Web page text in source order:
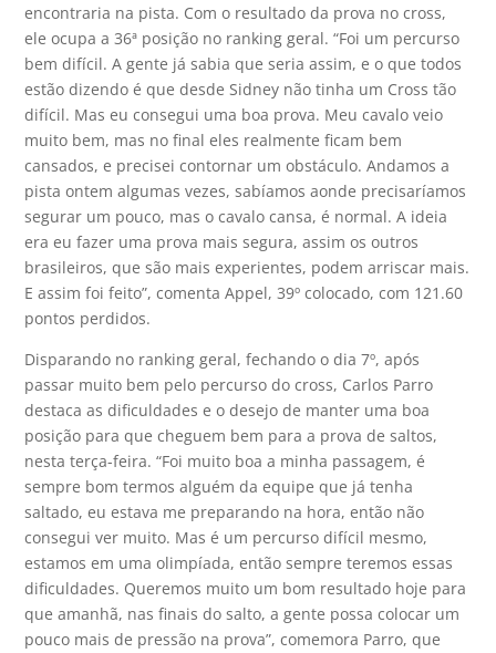
encontraria na pista. Com o resultado da prova no cross,
ele ocupa a 36ª posição no ranking geral. “Foi um percurso
bem difícil. A gente já sabia que seria assim, e o que todos
estão dizendo é que desde Sidney não tinha um Cross tão
difícil. Mas eu consegui uma boa prova. Meu cavalo veio
muito bem, mas no final eles realmente ficam bem
cansados, e precisei contornar um obstáculo. Andamos a
pista ontem algumas vezes, sabíamos aonde precisaríamos
segurar um pouco, mas o cavalo cansa, é normal. A ideia
era eu fazer uma prova mais segura, assim os outros
brasileiros, que são mais experientes, podem arriscar mais.
E assim foi feito”, comenta Appel, 39º colocado, com 121.60
pontos perdidos.
Disparando no ranking geral, fechando o dia 7º, após
passar muito bem pelo percurso do cross, Carlos Parro
destaca as dificuldades e o desejo de manter uma boa
posição para que cheguem bem para a prova de saltos,
nesta terça-feira. “Foi muito boa a minha passagem, é
sempre bom termos alguém da equipe que já tenha
saltado, eu estava me preparando na hora, então não
consegui ver muito. Mas é um percurso difícil mesmo,
estamos em uma olimpíada, então sempre teremos essas
dificuldades. Queremos muito um bom resultado hoje para
que amanhã, nas finais do salto, a gente possa colocar um
pouco mais de pressão na prova”, comemora Parro, que